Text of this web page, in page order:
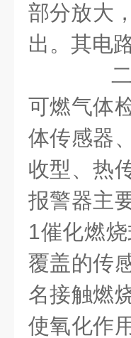
部分放大
出。其电
二
可燃气体
体传感器
收型、热
报警器主
1催化燃
覆盖的传
名接触燃
使氧化作